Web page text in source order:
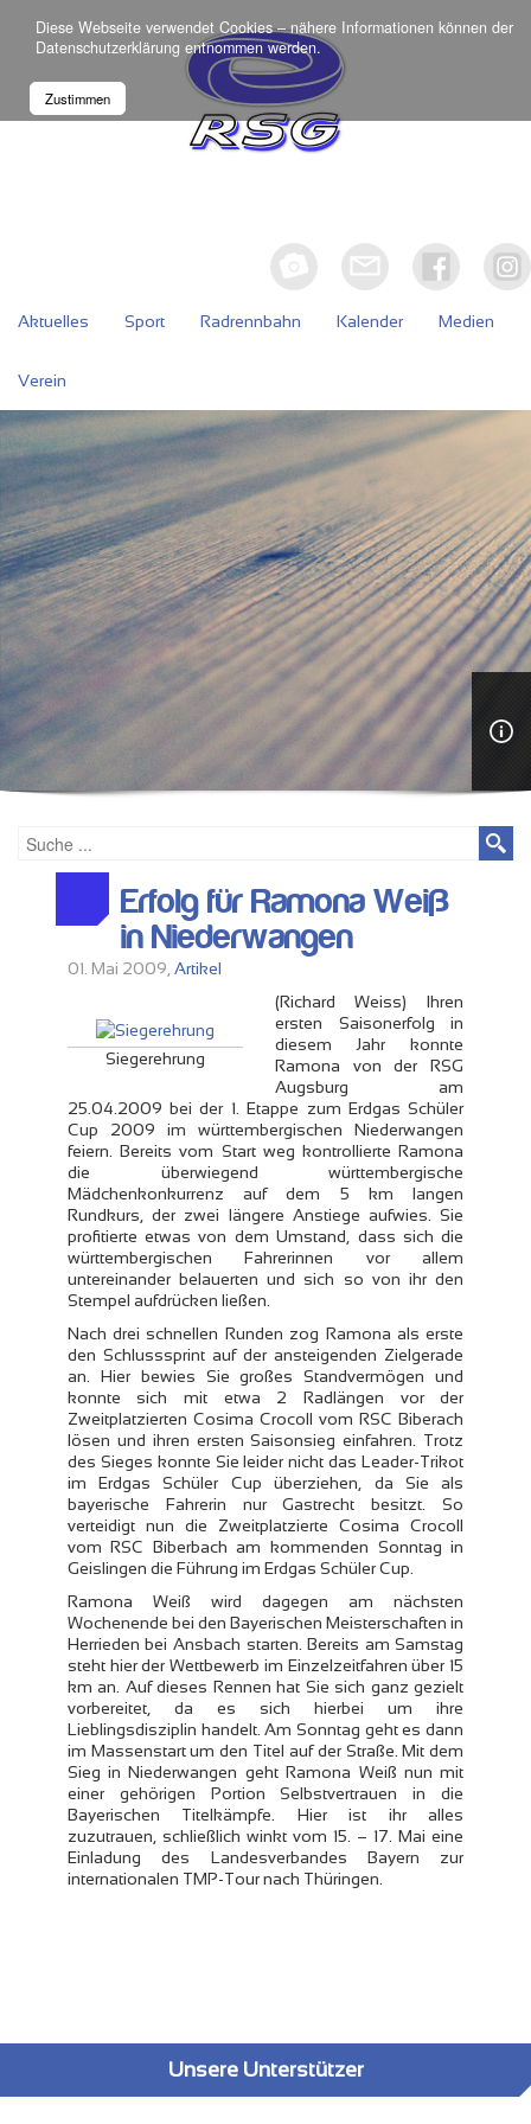
Diese Webseite verwendet Cookies – nähere Informationen können der
Datenschutzerklärung entnommen werden.
Zustimmen
Aktuelles Sport Radrennbahn Kalender Medien
Verein
Erfolg für Ramona Weiß
in Niederwangen
01. Mai 2009, Artikel
Siegerehrung
(Richard Weiss) Ihren
ersten Saisonerfolg in
diesem Jahr konnte
Ramona von der RSG
Augsburg am
25.04.2009 bei der 1. Etappe zum Erdgas Schüler
Cup 2009 im württembergischen Niederwangen
feiern. Bereits vom Start weg kontrollierte Ramona
die überwiegend württembergische
Mädchenkonkurrenz auf dem 5 km langen
Rundkurs, der zwei längere Anstiege aufwies. Sie
profitierte etwas von dem Umstand, dass sich die
württembergischen Fahrerinnen vor allem
untereinander belauerten und sich so von ihr den
Stempel aufdrücken ließen.
Nach drei schnellen Runden zog Ramona als erste
den Schlusssprint auf der ansteigenden Zielgerade
an. Hier bewies Sie großes Standvermögen und
konnte sich mit etwa 2 Radlängen vor der
Zweitplatzierten Cosima Crocoll vom RSC Biberach
lösen und ihren ersten Saisonsieg einfahren. Trotz
des Sieges konnte Sie leider nicht das Leader-Trikot
im Erdgas Schüler Cup überziehen, da Sie als
bayerische Fahrerin nur Gastrecht besitzt. So
verteidigt nun die Zweitplatzierte Cosima Crocoll
vom RSC Biberbach am kommenden Sonntag in
Geislingen die Führung im Erdgas Schüler Cup.
Ramona Weiß wird dagegen am nächsten
Wochenende bei den Bayerischen Meisterschaften in
Herrieden bei Ansbach starten. Bereits am Samstag
steht hier der Wettbewerb im Einzelzeitfahren über 15
km an. Auf dieses Rennen hat Sie sich ganz gezielt
vorbereitet, da es sich hierbei um ihre
Lieblingsdisziplin handelt. Am Sonntag geht es dann
im Massenstart um den Titel auf der Straße. Mit dem
Sieg in Niederwangen geht Ramona Weiß nun mit
einer gehörigen Portion Selbstvertrauen in die
Bayerischen Titelkämpfe. Hier ist ihr alles
zuzutrauen, schließlich winkt vom 15. – 17. Mai eine
Einladung des Landesverbandes Bayern zur
internationalen TMP-Tour nach Thüringen.
Unsere Unterstützer